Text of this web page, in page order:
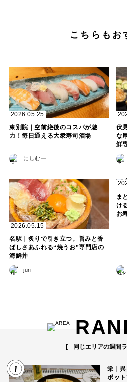
こちらもお
2026.05.25
東別院｜空前絶後のコスパが魅
力！毎日通える大衆寿司酒場
にしむー
伏
な
鮮
2026.05.15
名駅｜炙りで引き立つ。旨みと香
ばしさあふれる“焼うお”専門店の
海鮮丼
juri
ま
け
お
同じエリアの週間
1
栄｜
ポッ